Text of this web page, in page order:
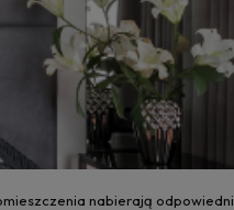
nabierają